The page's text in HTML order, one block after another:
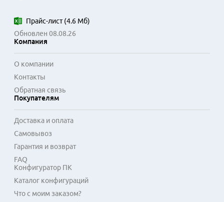
Прайс-лист(4.6 Мб)
Обновлен 08.08.26
Компания
О компании
Контакты
Обратная связь
Покупателям
Доставка и оплата
Самовывоз
Гарантия и возврат
FAQ
Конфигуратор ПК
Каталог конфигураций
Что с моим заказом?